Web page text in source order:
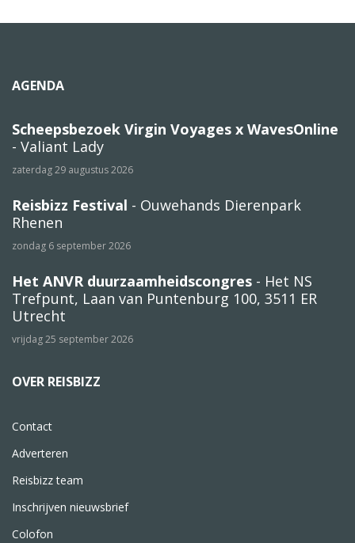
AGENDA
Scheepsbezoek Virgin Voyages x WavesOnline
- Valiant Lady
zaterdag 29 augustus 2026
Reisbizz Festival - Ouwehands Dierenpark
Rhenen
zondag 6 september 2026
Het ANVR duurzaamheidscongres - Het NS
Trefpunt, Laan van Puntenburg 100, 3511 ER
Utrecht
vrijdag 25 september 2026
OVER REISBIZZ
Contact
Adverteren
Reisbizz team
Inschrijven nieuwsbrief
Colofon